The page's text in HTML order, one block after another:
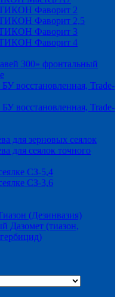
Фаворит 2
Фаворит 2,5
Фаворит 3
Фаворит 4
300» фронтальный
восстановленная, Trade-
восстановленная, Trade-
для зерновых сеялок
для сеялок точного
СЗ-5,4
СЗ-3,6
(Дезинвазия)
Дазомет (тиазон,